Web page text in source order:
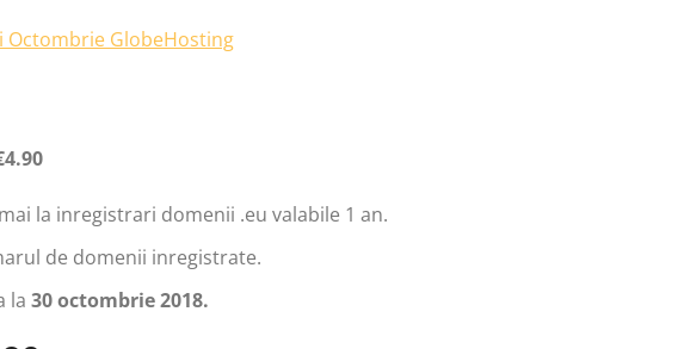
la inregistrari domenii .eu valabile 1 an.
de domenii inregistrate.
la 30 octombrie 2018.